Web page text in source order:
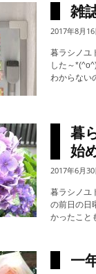
雑
2017年8月16
暮ラシノユ
した～
わからない
暮
始
2017年6月30
暮ラシノユ
の前日の日
かったこと
一